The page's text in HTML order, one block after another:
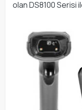
olan DS8100 Serisi